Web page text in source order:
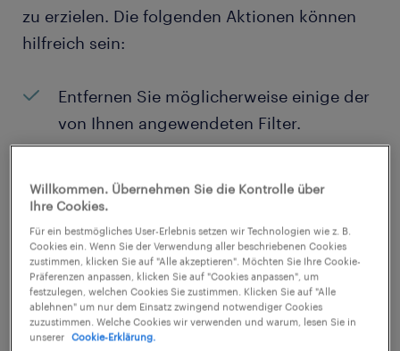
zu erzielen. Die folgenden Aktionen können
hilfreich sein:
Entfernen Sie möglicherweise einige der
von Ihnen angewendeten Filter.
nach Jobs gesucht? Erwägen Sie, den
Bereich um den Standort herum zu
erweitern.
Ändern Sie die Berufsbezeichnung oder
das Stichwort und prüfen Sie, ob sie
richtig geschrieben wurden.
Willkommen. Übernehmen Sie die Kontrolle über
Ihre Cookies.
Für ein bestmögliches User-Erlebnis setzen wir Technologien wie z. B.
Cookies ein. Wenn Sie der Verwendung aller beschriebenen Cookies
zustimmen, klicken Sie auf "Alle akzeptieren". Möchten Sie Ihre Cookie-
Präferenzen anpassen, klicken Sie auf "Cookies anpassen", um
festzulegen, welchen Cookies Sie zustimmen. Klicken Sie auf "Alle
ablehnen" um nur dem Einsatz zwingend notwendiger Cookies
zuzustimmen. Welche Cookies wir verwenden und warum, lesen Sie in
unserer
Cookie-Erklärung.